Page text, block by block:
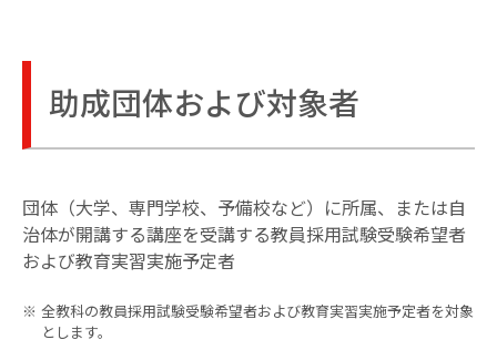
生涯学習
入試活用・単位認定
通訳ガイド試験での活用
助成団体および対象者
団体（大学、専門学校、予備校など）に所属、または自
治体が開講する講座を受講する教員採用試験受験希望者
および教育実習実施予定者
全教科の教員採用試験受験希望者および教育実習実施予定者を対象
とします。